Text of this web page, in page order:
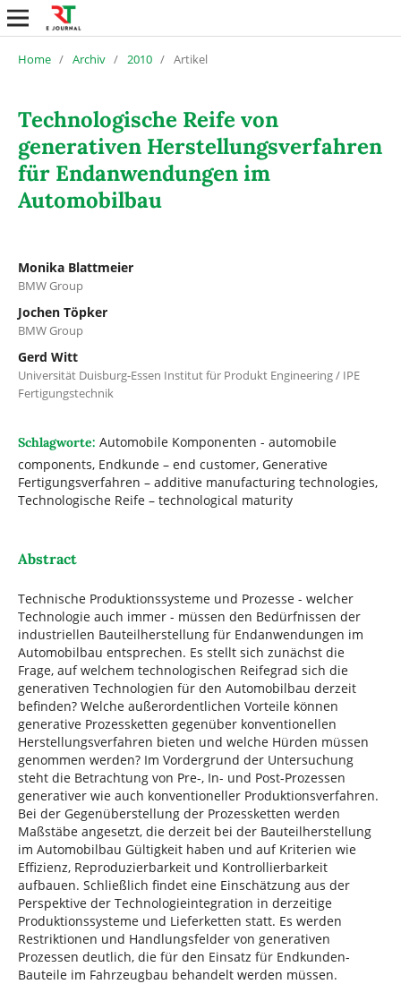
Home / Archiv / 2010 / Artikel
Technologische Reife von
generativen Herstellungsverfahren
für Endanwendungen im
Automobilbau
Monika Blattmeier
BMW Group
Jochen Töpker
BMW Group
Gerd Witt
Universität Duisburg-Essen Institut für Produkt Engineering / IPE
Fertigungstechnik
Schlagworte: Automobile Komponenten - automobile
components, Endkunde – end customer, Generative
Fertigungsverfahren – additive manufacturing technologies,
Technologische Reife – technological maturity
Abstract
Technische Produktionssysteme und Prozesse - welcher
Technologie auch immer - müssen den Bedürfnissen der
industriellen Bauteilherstellung für Endanwendungen im
Automobilbau entsprechen. Es stellt sich zunächst die
Frage, auf welchem technologischen Reifegrad sich die
generativen Technologien für den Automobilbau derzeit
befinden? Welche außerordentlichen Vorteile können
generative Prozessketten gegenüber konventionellen
Herstellungsverfahren bieten und welche Hürden müssen
genommen werden? Im Vordergrund der Untersuchung
steht die Betrachtung von Pre-, In- und Post-Prozessen
generativer wie auch konventioneller Produktionsverfahren.
Bei der Gegenüberstellung der Prozessketten werden
Maßstäbe angesetzt, die derzeit bei der Bauteilherstellung
im Automobilbau Gültigkeit haben und auf Kriterien wie
Effizienz, Reproduzierbarkeit und Kontrollierbarkeit
aufbauen. Schließlich findet eine Einschätzung aus der
Perspektive der Technologieintegration in derzeitige
Produktionssysteme und Lieferketten statt. Es werden
Restriktionen und Handlungsfelder von generativen
Prozessen deutlich, die für den Einsatz für Endkunden-
Bauteile im Fahrzeugbau behandelt werden müssen.